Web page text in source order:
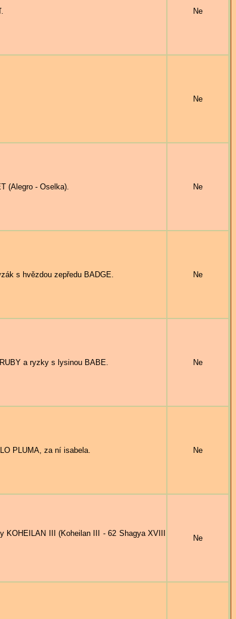
Ne
Ne
(Alegro - Oselka). Ne
s hvězdou zepředu BADGE. Ne
a ryzky s lysinou BABE. Ne
PLUMA, za ní isabela. Ne
KOHEILAN III (Koheilan III - 62 Shagya XVIII
Ne